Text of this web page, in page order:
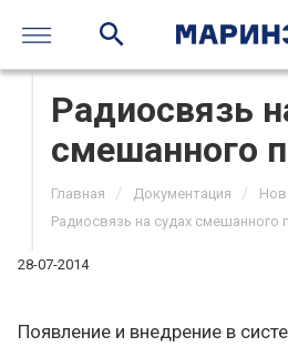
Радиосвязь
смешанного
Главная / Документация /
Радиосвязь на судах смешанного
28-07-2014
Появление и внедрение в